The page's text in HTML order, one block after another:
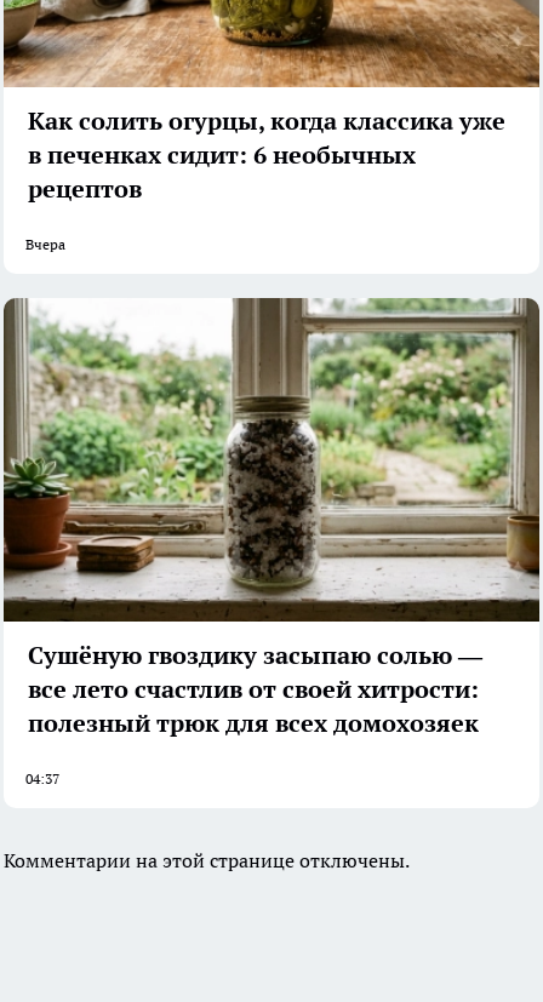
Как солить огурцы, когда классика уже
в печенках сидит: 6 необычных
рецептов
Вчера
Сушёную гвоздику засыпаю солью —
все лето счастлив от своей хитрости:
полезный трюк для всех домохозяек
04:37
Комментарии на этой странице отключены.